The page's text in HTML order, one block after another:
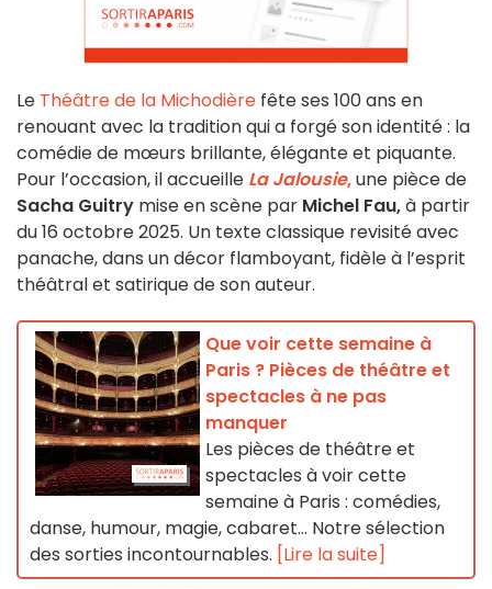
Le Théâtre de la Michodière fête ses 100 ans en
renouant avec la tradition qui a forgé son identité : la
comédie de mœurs brillante, élégante et piquante.
Pour l’occasion, il accueille La Jalousie,une pièce de
Sacha Guitry mise en scène par Michel Fau,à partir
du 16 octobre 2025. Un texte classique revisité avec
panache, dans un décor flamboyant, fidèle à l’esprit
théâtral et satirique de son auteur.
Que voir cette semaine à
Paris ? Pièces de théâtre et
spectacles à ne pas
manquer
Les pièces de théâtre et
spectacles à voir cette
semaine à Paris : comédies,
danse, humour, magie, cabaret… Notre sélection
des sorties incontournables. [Lire la suite]